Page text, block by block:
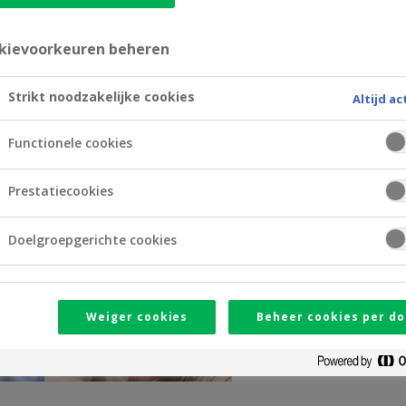
beheren
Strikt noodzakelijke cookies Altijd
Functionele cookies
Prestatiecookies
Doelgroepgerichte cookies
Weiger cookies Beheer cookies per